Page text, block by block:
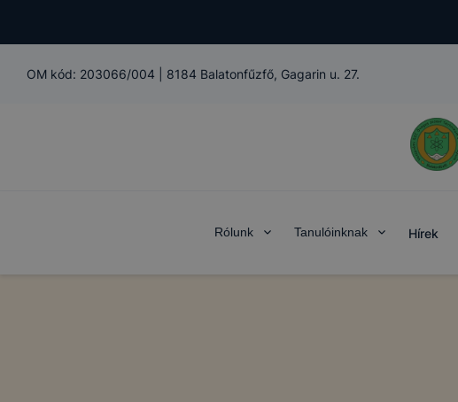
OM kód: 203066/004 8184 Balatonfűzfő, Gagarin u. 27.
Rólunk Tanulóinknak Hírek